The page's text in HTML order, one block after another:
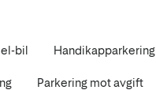
bil Handikapparkering
Parkering mot avgift